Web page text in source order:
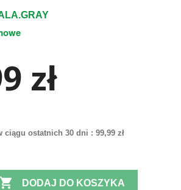
zł
ciągu ostatnich 30 dni : 99,99 zł
 DODAJ DO KOSZYKA